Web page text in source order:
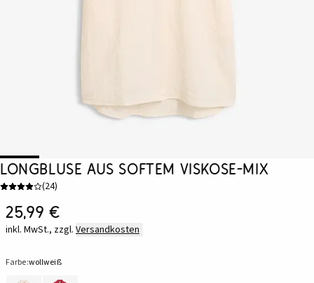
Longbluse aus softem Viskose-Mix
(24)
25,99 €
inkl. MwSt., zzgl. Versandkosten
Farbe:wollweiß